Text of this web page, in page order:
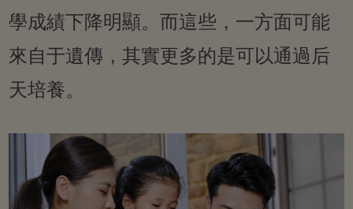
學成績下降明顯。而這些，一方面可能
來自于遺傳，其實更多的是可以通過后
天培養。